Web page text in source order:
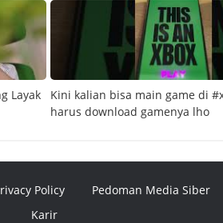
Layak
Kini kalian bisa main game di
harus download gamenya lho
Policy
Pedoman Media Siber
Karir